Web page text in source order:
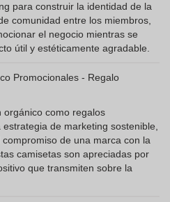
para construir la identidad de la
comunidad entre los miembros,
el negocio mientras se
útil y estéticamente agradable.
Promocionales - Regalo
orgánico como regalos
de marketing sostenible,
de una marca con la
camisetas son apreciadas por
que transmiten sobre la